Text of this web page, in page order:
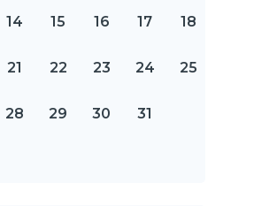
14 15 16 17 18
21 22 23 24 25
28 29 30 31